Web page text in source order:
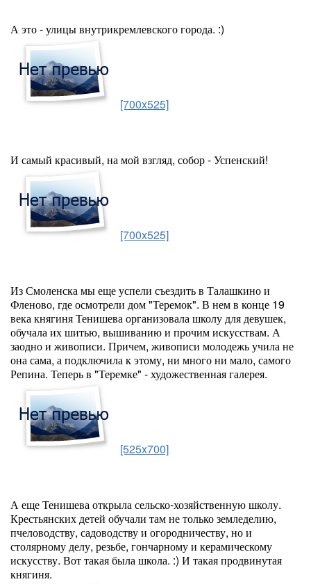
А это - улицы внутрикремлевского города. :)
[700x525]
И самый красивый, на мой взгляд, собор - Успенский!
[700x525]
Из Смоленска мы еще успели съездить в Талашкино и
Фленово, где осмотрели дом "Теремок". В нем в конце 19
века княгиня Тенишева организовала школу для девушек,
обучала их шитью, вышиванию и прочим искусствам. А
заодно и живописи. Причем, живописи молодежь учила не
она сама, а подключила к этому, ни много ни мало, самого
Репина. Теперь в "Теремке" - художественная галерея.
[525x700]
А еще Тенишева открыла сельско-хозяйственную школу.
Крестьянских детей обучали там не только земледелию,
пчеловодству, садоводству и огородничеству, но и
столярному делу, резьбе, гончарному и керамическому
искусству. Вот такая была школа. :) И такая продвинутая
княгиня.